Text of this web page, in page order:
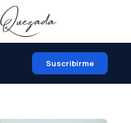
Suscribirme